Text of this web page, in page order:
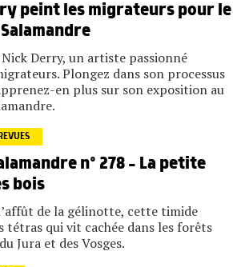
peint les migrateurs pour le
Derry, un artiste passionné
Plongez dans son processus
en plus sur son exposition au
n° 278 – La petite
bois
de la gélinotte, cette timide
tétras qui vit cachée dans les forêts
Jura et des Vosges.